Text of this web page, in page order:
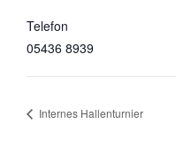
Telefon
05436 8939
Internes Hallenturnier